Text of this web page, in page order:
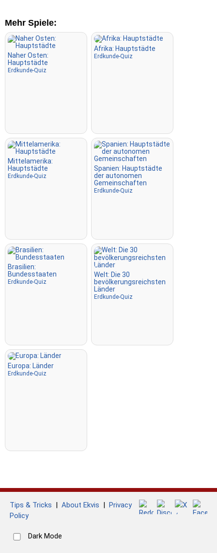
Tippen
Fliegen: Steuere mit den Pfeiltasten oder WASD und nutze
die Leertaste für einen Geschwindigkeitsschub.
Mehr Spiele:
Naher Osten:
Hauptstädte
Erdkunde-Quiz
Afrika: Hauptstädte
Erdkunde-Quiz
Mittelamerika:
Hauptstädte
Erdkunde-Quiz
Spanien: Hauptstädte
der autonomen
Gemeinschaften
Erdkunde-Quiz
Brasilien:
Bundesstaaten
Erdkunde-Quiz
Welt: Die 30
bevölkerungsreichsten
Länder
Erdkunde-Quiz
Europa: Länder
Erdkunde-Quiz
Tips & Tricks | About Ekvis | Privacy
Policy
Dark Mode